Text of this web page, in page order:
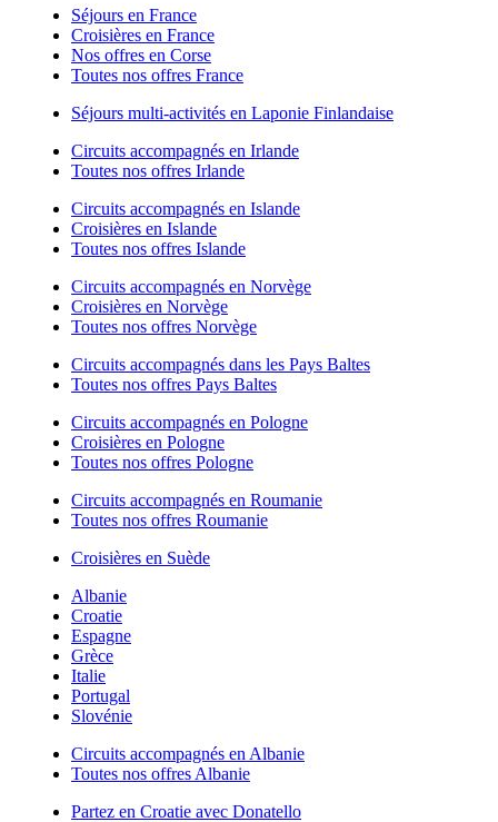
Séjours en France
Croisières en France
Nos offres en Corse
Toutes nos offres France
Séjours multi-activités en Laponie Finlandaise
Circuits accompagnés en Irlande
Toutes nos offres Irlande
Circuits accompagnés en Islande
Croisières en Islande
Toutes nos offres Islande
Circuits accompagnés en Norvège
Croisières en Norvège
Toutes nos offres Norvège
Circuits accompagnés dans les Pays Baltes
Toutes nos offres Pays Baltes
Circuits accompagnés en Pologne
Croisières en Pologne
Toutes nos offres Pologne
Circuits accompagnés en Roumanie
Toutes nos offres Roumanie
Croisières en Suède
Albanie
Croatie
Espagne
Grèce
Italie
Portugal
Slovénie
Circuits accompagnés en Albanie
Toutes nos offres Albanie
Partez en Croatie avec Donatello